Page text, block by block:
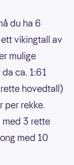
du ha 6
vikingtall av
mulige
ca. 1:61
hovedtall)
per rekke.
med 3 rette
med 10